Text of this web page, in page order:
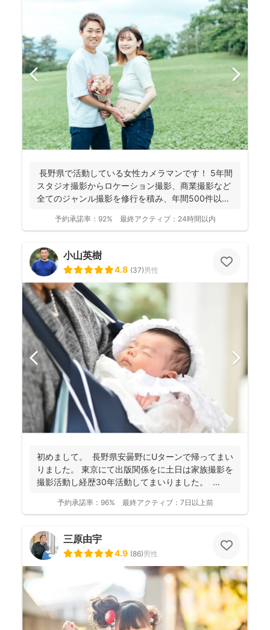
長野県で活動している女性カメラマンです！ 5年間
スタジオ撮影からロケーション撮影、商業撮影など
全てのジャンル撮影を修行を積み、年間500件以上
予約承諾率： 92% 最終アクティブ： 24時間以内
小山英樹
4.8 (37)男性
初めまして。 長野県安曇野にUターンで帰ってまい
りました。 東京にて出版関係をに土日は家族撮影を
撮影活動し経歴30年活動してまいりました。 ...
予約承諾率： 96% 最終アクティブ： 7日以上前
三原由宇
4.9 (86)男性